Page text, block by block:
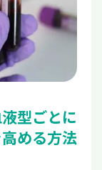
型ごとに
める方法